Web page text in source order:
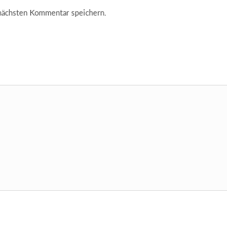
Kommentar speichern.